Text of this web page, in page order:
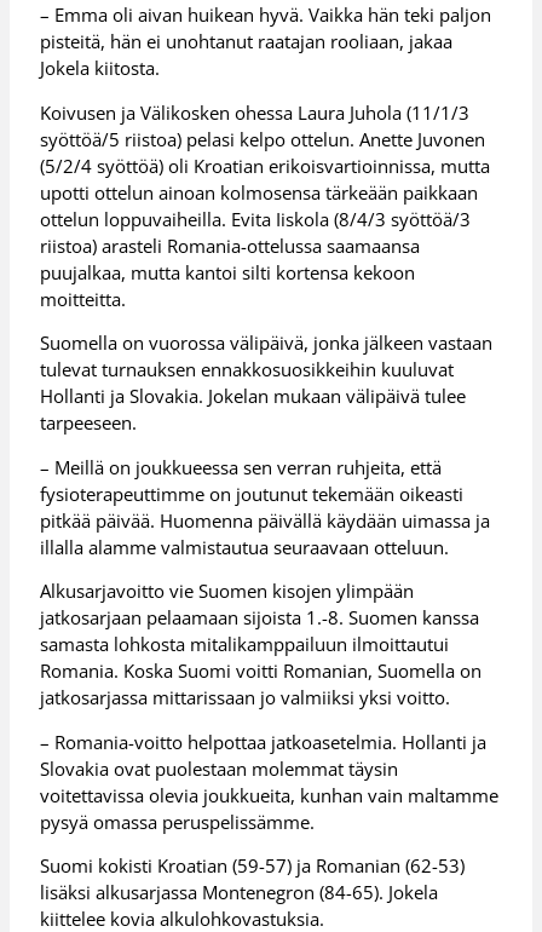
– Emma oli aivan huikean hyvä. Vaikka hän teki paljon
pisteitä, hän ei unohtanut raatajan rooliaan, jakaa
Jokela kiitosta.
Koivusen ja Välikosken ohessa Laura Juhola (11/1/3
syöttöä/5 riistoa) pelasi kelpo ottelun. Anette Juvonen
(5/2/4 syöttöä) oli Kroatian erikoisvartioinnissa, mutta
upotti ottelun ainoan kolmosensa tärkeään paikkaan
ottelun loppuvaiheilla. Evita Iiskola (8/4/3 syöttöä/3
riistoa) arasteli Romania-ottelussa saamaansa
puujalkaa, mutta kantoi silti kortensa kekoon
moitteitta.
Suomella on vuorossa välipäivä, jonka jälkeen vastaan
tulevat turnauksen ennakkosuosikkeihin kuuluvat
Hollanti ja Slovakia. Jokelan mukaan välipäivä tulee
tarpeeseen.
– Meillä on joukkueessa sen verran ruhjeita, että
fysioterapeuttimme on joutunut tekemään oikeasti
pitkää päivää. Huomenna päivällä käydään uimassa ja
illalla alamme valmistautua seuraavaan otteluun.
Alkusarjavoitto vie Suomen kisojen ylimpään
jatkosarjaan pelaamaan sijoista 1.-8. Suomen kanssa
samasta lohkosta mitalikamppailuun ilmoittautui
Romania. Koska Suomi voitti Romanian, Suomella on
jatkosarjassa mittarissaan jo valmiiksi yksi voitto.
– Romania-voitto helpottaa jatkoasetelmia. Hollanti ja
Slovakia ovat puolestaan molemmat täysin
voitettavissa olevia joukkueita, kunhan vain maltamme
pysyä omassa peruspelissämme.
Suomi kokisti Kroatian (59-57) ja Romanian (62-53)
lisäksi alkusarjassa Montenegron (84-65). Jokela
kiittelee kovia alkulohkovastuksia.